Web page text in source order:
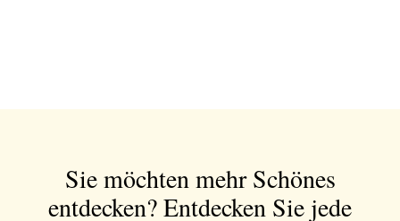
Sie möchten mehr Schönes
entdecken?Entdecken Sie jede